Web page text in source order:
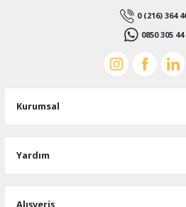
0 (216) 364
0850 305 44
Kurumsal
Yardım
Alışveriş